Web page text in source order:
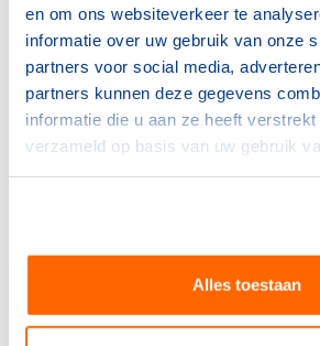
en om ons websiteverkeer te
informatie over uw gebruik van onze
partners voor social media,
partners kunnen deze gegevens
informatie die u aan ze heeft
verzameld op basis van uw gebruik
Alles toestaan
De zenuwen waren strak gespannen.
periodes stond Nederland met 2-1
toch net niet lukken? In de
periode liep Nederland de
braken de laatste minuten aan en
zijn ploeg er op hachelijke
brons waarop niemand had
het toernooi van Montréal af.
rol werd Kroon uitgekozen om de
dragen tijdens de
zette hij een punt achter zijn
In de Nederlandse competitie kwam